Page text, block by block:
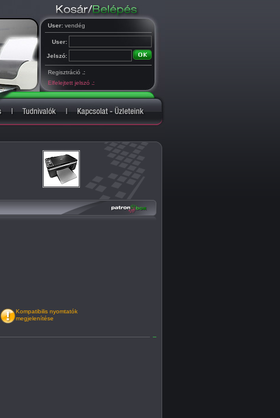
User: vendég
User:
Jelszó:
Regisztráció .:
Elfelejtett jelszó .:
Kompatibilis nyomtatók
megjelenítése